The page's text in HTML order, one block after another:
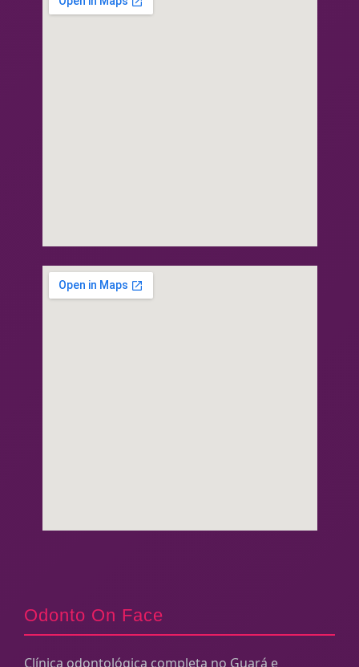
Odonto On Face
Clínica odontológica completa no Guará e